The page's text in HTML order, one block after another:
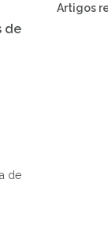
de
de
Artigos